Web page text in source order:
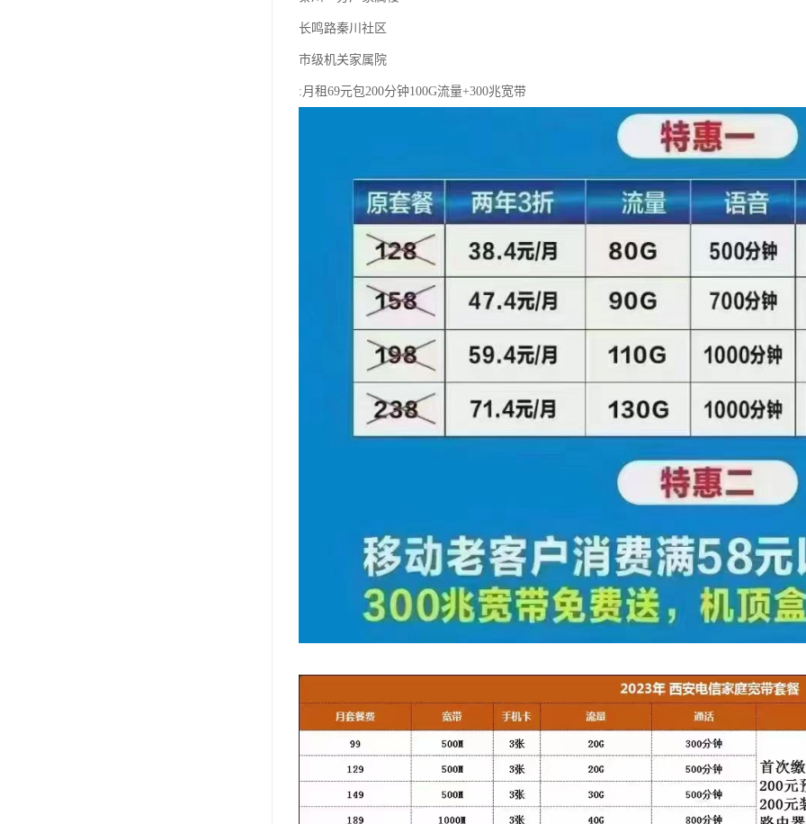
长鸣路秦川社区
市级机关家属院
:月租69元包200分钟100G流量+300兆宽带